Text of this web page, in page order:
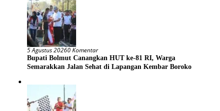
5 Agustus 20260 Komentar
Bupati Bolmut Canangkan HUT ke-81 RI, Warga
Semarakkan Jalan Sehat di Lapangan Kembar Boroko